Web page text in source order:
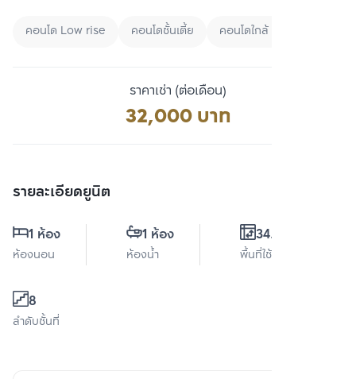
คอนโด Low rise คอนโดชั้นเตี้ย คอนโดใกล้ BTS
ราคาเช่า (ต่อเดือน)
32,000 บาท
รายละเอียดยูนิต
1 ห้อง
ห้องนอน
1 ห้อง
ห้องน้ำ
34.8 ตร.ม.
พื้นที่ใช้สอย
8
ลำดับชั้นที่